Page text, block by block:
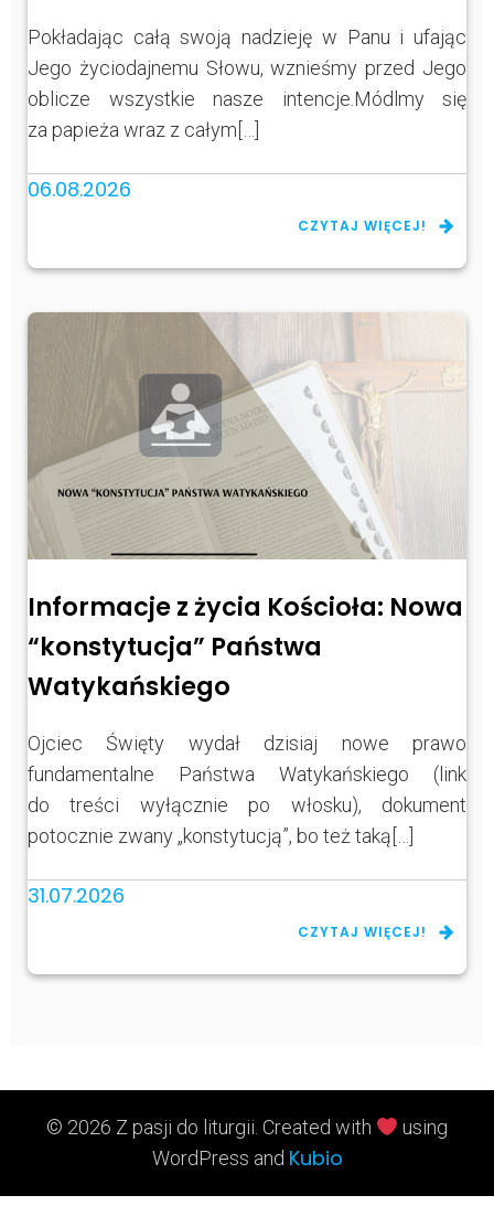
Pokładając całą swoją nadzieję w Panu i ufając
Jego życiodajnemu Słowu, wznieśmy przed Jego
oblicze wszystkie nasze intencje.Módlmy się
za papieża wraz z całym[…]
06.08.2026
CZYTAJ WIĘCEJ!
Informacje z życia Kościoła: Nowa
“konstytucja” Państwa
Watykańskiego
Ojciec Święty wydał dzisiaj nowe prawo
fundamentalne Państwa Watykańskiego (link
do treści wyłącznie po włosku), dokument
potocznie zwany „konstytucją”, bo też taką[…]
31.07.2026
CZYTAJ WIĘCEJ!
© 2026 Z pasji do liturgii. Created with
using
WordPress and Kubio